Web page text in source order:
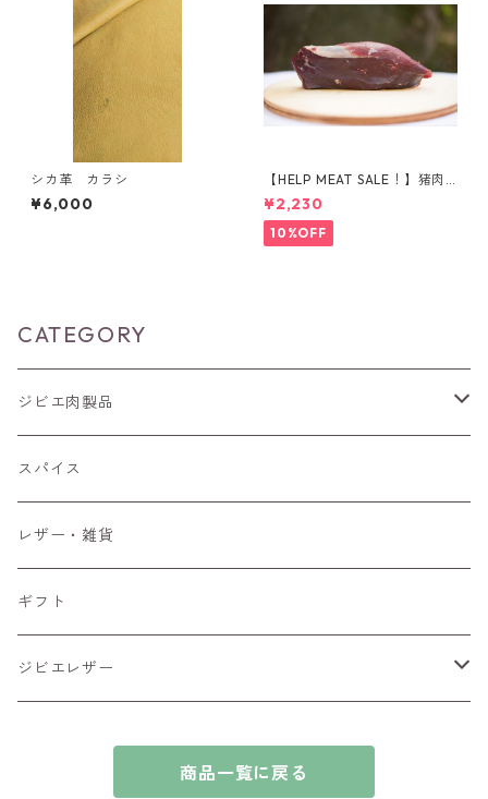
シカ革 カラシ
¥6,000
【HELP MEAT SALE！】猪肉
ももブロック（395g）
¥2,230
10%OFF
CATEGORY
ジビエ肉製品
猪肉
ブロック肉
鹿肉
ブロック肉
スパイス
レザー・雑貨
ギフト
ジビエレザー
商品一覧に戻る